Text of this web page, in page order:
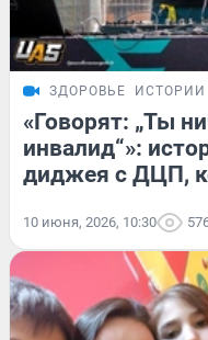
ЗДОРОВЬЕ ИСТОРИИ
«Говорят: „Ты
инвалид“»:
диджея с ДЦП,
10 июня, 2026, 10:30